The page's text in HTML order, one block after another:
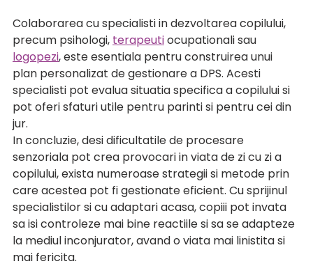
Colaborarea cu specialisti in dezvoltarea copilului,
precum psihologi, terapeuti ocupationali sau
logopezi, este esentiala pentru construirea unui
plan personalizat de gestionare a DPS. Acesti
specialisti pot evalua situatia specifica a copilului si
pot oferi sfaturi utile pentru parinti si pentru cei din
jur.
In concluzie, desi dificultatile de procesare
senzoriala pot crea provocari in viata de zi cu zi a
copilului, exista numeroase strategii si metode prin
care acestea pot fi gestionate eficient. Cu sprijinul
specialistilor si cu adaptari acasa, copiii pot invata
sa isi controleze mai bine reactiile si sa se adapteze
la mediul inconjurator, avand o viata mai linistita si
mai fericita.